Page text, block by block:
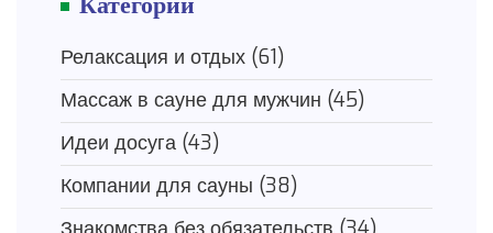
Релаксация и отдых (61)
Массаж в сауне для мужчин (45)
Идеи досуга (43)
Компании для сауны (38)